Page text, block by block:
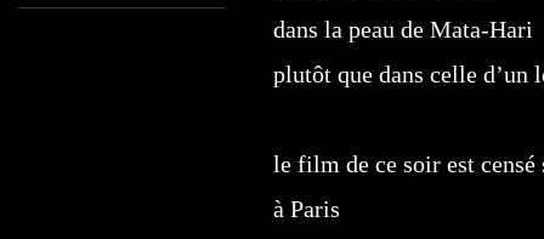
dans la peau de Mata-Hari
plutôt que dans celle d’un
le film de ce soir est censé
à Paris